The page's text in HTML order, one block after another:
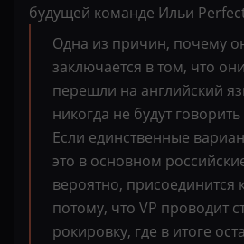
будущей команде Ильи
Одна из причин, почему
заключается в том, что
перешли на английский
никогда не будут
Если единственные
это в основном
вероятно, присоединится
потому, что VP проводит
рокировку, где в итоге